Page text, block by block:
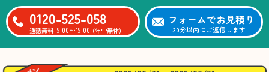
0120-525-058
通話無料 9:00〜19:00 (年中無休)
フォームでお見積り
30分以内にご返信します